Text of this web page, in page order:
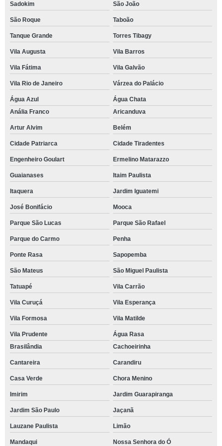
Sadokim São João
São Roque Taboão
Tanque Grande Torres Tibagy
Vila Augusta Vila Barros
Vila Fátima Vila Galvão
Vila Rio de Janeiro Várzea do Palácio
Água Azul
Água Chata
Anália Franco
Aricanduva
Artur Alvim Belém
Cidade Patriarca Cidade Tiradentes
Engenheiro Goulart Ermelino Matarazzo
Guaianases Itaim Paulista
Itaquera Jardim Iguatemi
José Bonifácio Mooca
Parque São Lucas Parque São Rafael
Parque do Carmo Penha
Ponte Rasa Sapopemba
São Mateus São Miguel Paulista
Tatuapé Vila Carrão
Vila Curuçá Vila Esperança
Vila Formosa Vila Matilde
Vila Prudente
Água Rasa
Brasilândia
Cachoeirinha
Cantareira Carandiru
Casa Verde Chora Menino
Imirim Jardim Guarapiranga
Jardim São Paulo Jaçanã
Lauzane Paulista Limão
Mandaqui Nossa Senhora do Ó